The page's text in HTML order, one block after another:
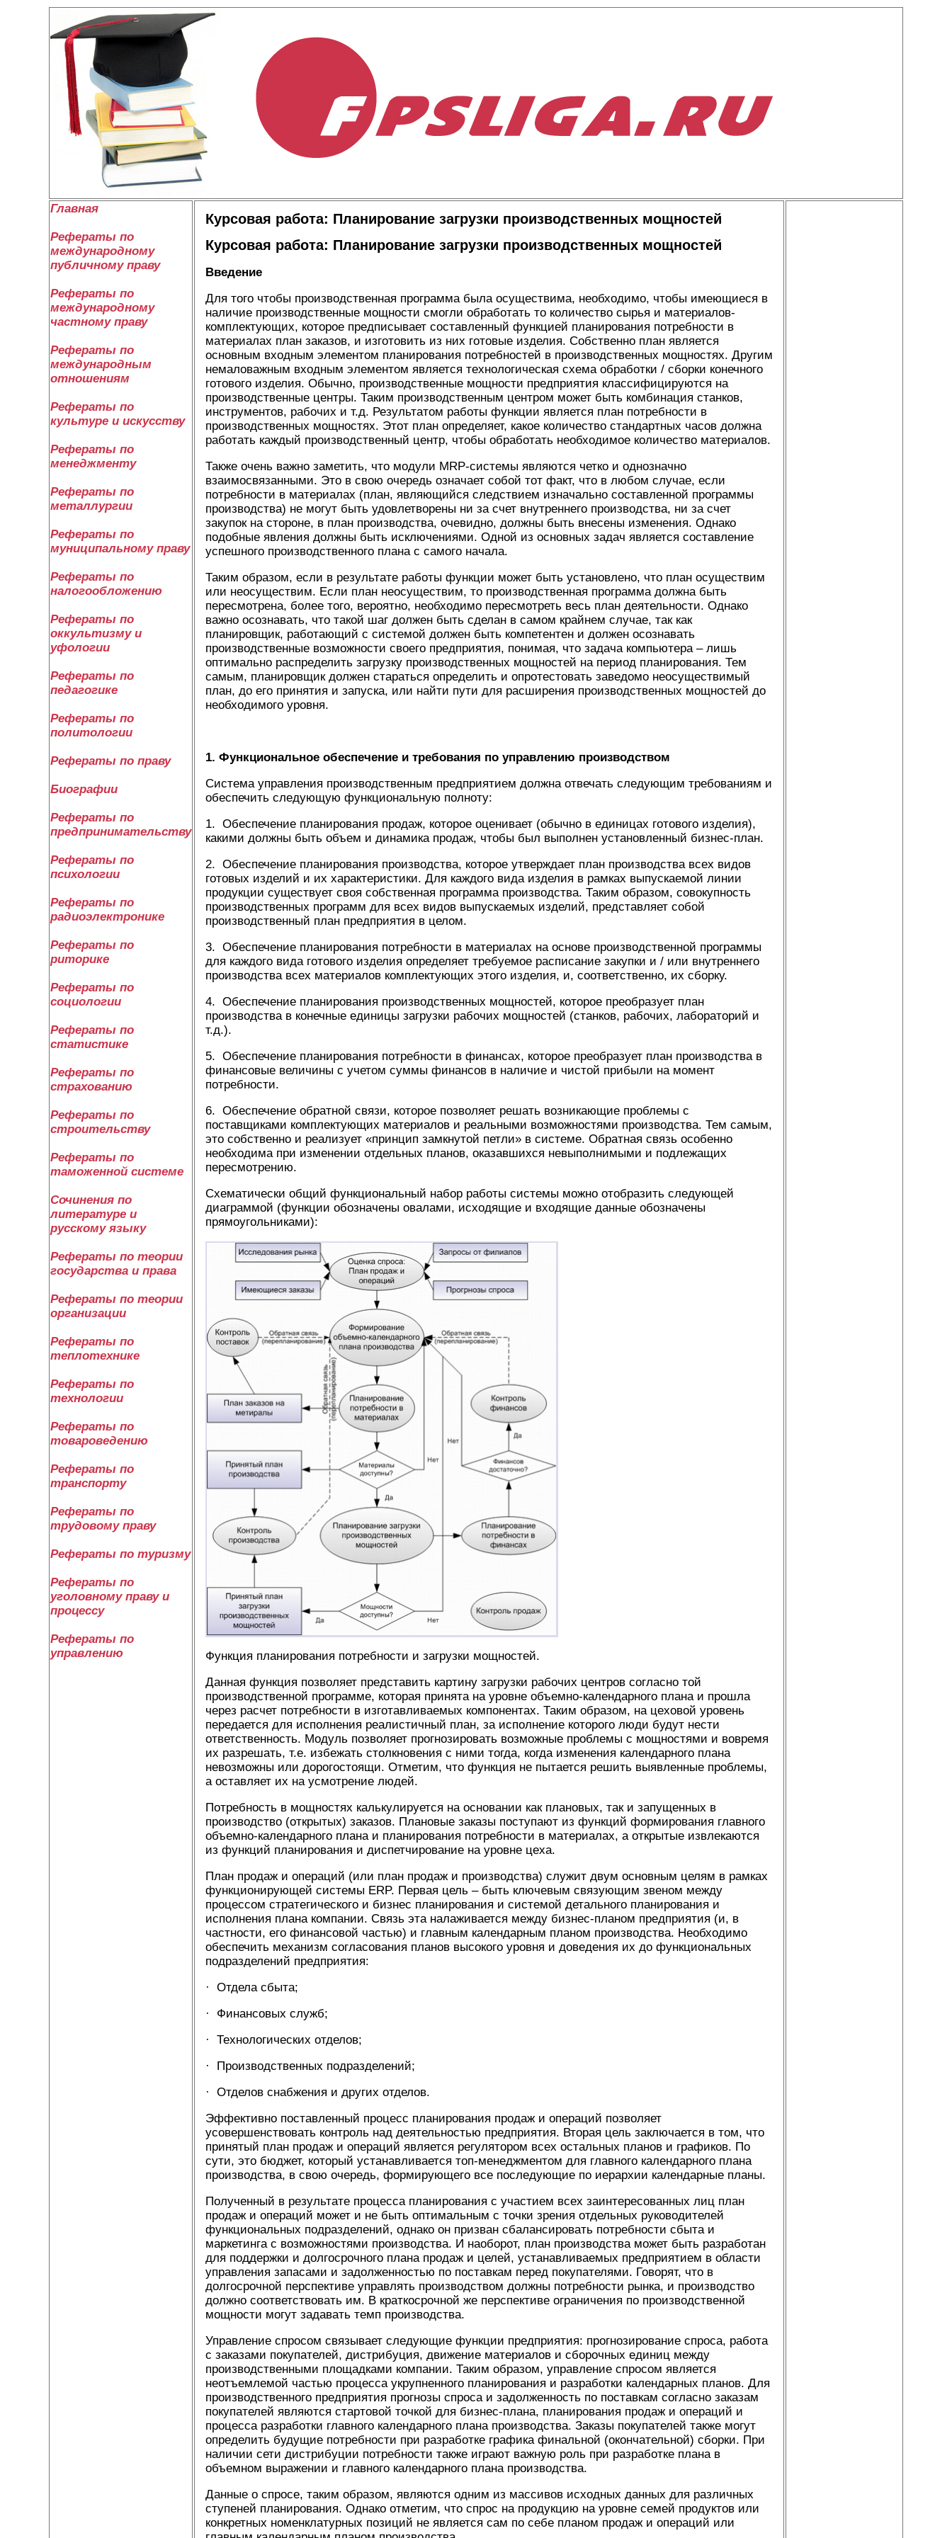
Главная
Рефераты по
международному
публичному праву
Рефераты по
международному
частному праву
Рефераты по
международным
отношениям
Рефераты по
культуре и искусству
Рефераты по
менеджменту
Рефераты по
металлургии
Рефераты по
муниципальному праву
Рефераты по
налогообложению
Рефераты по
оккультизму и
уфологии
Рефераты по
педагогике
Рефераты по
политологии
Рефераты по праву
Биографии
Рефераты по
предпринимательству
Рефераты по
психологии
Рефераты по
радиоэлектронике
Рефераты по
риторике
Рефераты по
социологии
Рефераты по
статистике
Рефераты по
страхованию
Рефераты по
строительству
Рефераты по
таможенной системе
Сочинения по
литературе и
русскому языку
Рефераты по теории
государства и права
Рефераты по теории
организации
Рефераты по
теплотехнике
Рефераты по
технологии
Рефераты по
товароведению
Рефераты по
транспорту
Рефераты по
трудовому праву
Рефераты по туризму
Рефераты по
уголовному праву и
процессу
Рефераты по
управлению
Курсовая работа: Планирование загрузки производственных мощностей
Курсовая работа: Планирование загрузки производственных мощностей
Введение
Для того чтобы производственная программа была осуществима, необходимо, чтобы имеющиеся в
наличие производственные мощности смогли обработать то количество сырья и материалов-
комплектующих, которое предписывает составленный функцией планирования потребности в
материалах план заказов, и изготовить из них готовые изделия. Собственно план является
основным входным элементом планирования потребностей в производственных мощностях. Другим
немаловажным входным элементом является технологическая схема обработки / сборки конечного
готового изделия. Обычно, производственные мощности предприятия классифицируются на
производственные центры. Таким производственным центром может быть комбинация станков,
инструментов, рабочих и т.д. Результатом работы функции является план потребности в
производственных мощностях. Этот план определяет, какое количество стандартных часов должна
работать каждый производственный центр, чтобы обработать необходимое количество материалов.
Также очень важно заметить, что модули MRP-системы являются четко и однозначно
взаимосвязанными. Это в свою очередь означает собой тот факт, что в любом случае, если
потребности в материалах (план, являющийся следствием изначально составленной программы
производства) не могут быть удовлетворены ни за счет внутреннего производства, ни за счет
закупок на стороне, в план производства, очевидно, должны быть внесены изменения. Однако
подобные явления должны быть исключениями. Одной из основных задач является составление
успешного производственного плана с самого начала.
Таким образом, если в результате работы функции может быть установлено, что план осуществим
или неосуществим. Если план неосуществим, то производственная программа должна быть
пересмотрена, более того, вероятно, необходимо пересмотреть весь план деятельности. Однако
важно осознавать, что такой шаг должен быть сделан в самом крайнем случае, так как
планировщик, работающий с системой должен быть компетентен и должен осознавать
производственные возможности своего предприятия, понимая, что задача компьютера – лишь
оптимально распределить загрузку производственных мощностей на период планирования. Тем
самым, планировщик должен стараться определить и опротестовать заведомо неосуществимый
план, до его принятия и запуска, или найти пути для расширения производственных мощностей до
необходимого уровня.
1. Функциональное обеспечение и требования по управлению производством
Система управления производственным предприятием должна отвечать следующим требованиям и
обеспечить следующую функциональную полноту:
1. Обеспечение планирования продаж, которое оценивает (обычно в единицах готового изделия),
какими должны быть объем и динамика продаж, чтобы был выполнен установленный бизнес-план.
2. Обеспечение планирования производства, которое утверждает план производства всех видов
готовых изделий и их характеристики. Для каждого вида изделия в рамках выпускаемой линии
продукции существует своя собственная программа производства. Таким образом, совокупность
производственных программ для всех видов выпускаемых изделий, представляет собой
производственный план предприятия в целом.
3. Обеспечение планирования потребности в материалах на основе производственной программы
для каждого вида готового изделия определяет требуемое расписание закупки и / или внутреннего
производства всех материалов комплектующих этого изделия, и, соответственно, их сборку.
4. Обеспечение планирования производственных мощностей, которое преобразует план
производства в конечные единицы загрузки рабочих мощностей (станков, рабочих, лабораторий и
т.д.).
5. Обеспечение планирования потребности в финансах, которое преобразует план производства в
финансовые величины с учетом суммы финансов в наличие и чистой прибыли на момент
потребности.
6. Обеспечение обратной связи, которое позволяет решать возникающие проблемы с
поставщиками комплектующих материалов и реальными возможностями производства. Тем самым,
это собственно и реализует «принцип замкнутой петли» в системе. Обратная связь особенно
необходима при изменении отдельных планов, оказавшихся невыполнимыми и подлежащих
пересмотрению.
Схематически общий функциональный набор работы системы можно отобразить следующей
диаграммой (функции обозначены овалами, исходящие и входящие данные обозначены
прямоугольниками):
Функция планирования потребности и загрузки мощностей.
Данная функция позволяет представить картину загрузки рабочих центров согласно той
производственной программе, которая принята на уровне объемно-календарного плана и прошла
через расчет потребности в изготавливаемых компонентах. Таким образом, на цеховой уровень
передается для исполнения реалистичный план, за исполнение которого люди будут нести
ответственность. Модуль позволяет прогнозировать возможные проблемы с мощностями и вовремя
их разрешать, т.е. избежать столкновения с ними тогда, когда изменения календарного плана
невозможны или дорогостоящи. Отметим, что функция не пытается решить выявленные проблемы,
а оставляет их на усмотрение людей.
Потребность в мощностях калькулируется на основании как плановых, так и запущенных в
производство (открытых) заказов. Плановые заказы поступают из функций формирования главного
объемно-календарного плана и планирования потребности в материалах, а открытые извлекаются
из функций планирования и диспетчирование на уровне цеха.
План продаж и операций (или план продаж и производства) служит двум основным целям в рамках
функционирующей системы ERP. Первая цель – быть ключевым связующим звеном между
процессом стратегического и бизнес планирования и системой детального планирования и
исполнения плана компании. Связь эта налаживается между бизнес-планом предприятия (и, в
частности, его финансовой частью) и главным календарным планом производства. Необходимо
обеспечить механизм согласования планов высокого уровня и доведения их до функциональных
подразделений предприятия:
· Отдела сбыта;
· Финансовых служб;
· Технологических отделов;
· Производственных подразделений;
· Отделов снабжения и других отделов.
Эффективно поставленный процесс планирования продаж и операций позволяет
усовершенствовать контроль над деятельностью предприятия. Вторая цель заключается в том, что
принятый план продаж и операций является регулятором всех остальных планов и графиков. По
сути, это бюджет, который устанавливается топ-менеджментом для главного календарного плана
производства, в свою очередь, формирующего все последующие по иерархии календарные планы.
Полученный в результате процесса планирования с участием всех заинтересованных лиц план
продаж и операций может и не быть оптимальным с точки зрения отдельных руководителей
функциональных подразделений, однако он призван сбалансировать потребности сбыта и
маркетинга с возможностями производства. И наоборот, план производства может быть разработан
для поддержки и долгосрочного плана продаж и целей, устанавливаемых предприятием в области
управления запасами и задолженностью по поставкам перед покупателями. Говорят, что в
долгосрочной перспективе управлять производством должны потребности рынка, и производство
должно соответствовать им. В краткосрочной же перспективе ограничения по производственной
мощности могут задавать темп производства.
Управление спросом связывает следующие функции предприятия: прогнозирование спроса, работа
с заказами покупателей, дистрибуция, движение материалов и сборочных единиц между
производственными площадками компании. Таким образом, управление спросом является
неотъемлемой частью процесса укрупненного планирования и разработки календарных планов. Для
производственного предприятия прогнозы спроса и задолженность по поставкам согласно заказам
покупателей являются стартовой точкой для бизнес-плана, планирования продаж и операций и
процесса разработки главного календарного плана производства. Заказы покупателей также могут
определить будущие потребности при разработке графика финальной (окончательной) сборки. При
наличии сети дистрибуции потребности также играют важную роль при разработке плана в
объемном выражении и главного календарного плана производства.
Данные о спросе, таким образом, являются одним из массивов исходных данных для различных
ступеней планирования. Однако отметим, что спрос на продукцию на уровне семей продуктов или
конкретных номенклатурных позиций не является сам по себе планом продаж и операций или